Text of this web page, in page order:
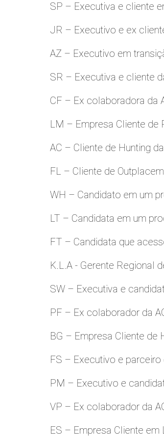
SP – Executiva e cliente
JR – Executivo e ex
AZ – Executivo em
SR – Executiva e cliente
CF – Ex colaboradora da
LM – Empresa Cliente de
AC – Cliente de Hunting
FL – Cliente de
WH – Candidato em um
LT – Candidata em um
FT – Candidata que
K.L.A - Gerente Regional
SW – Executiva e
PF – Ex colaborador da
BG – Empresa Cliente de
FS – Executivo e
PM – Executivo e
VP – Ex colaborador da
ES – Empresa Cliente